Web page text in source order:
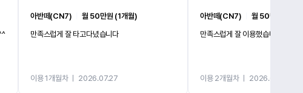
아반떼(CN7)
월 50만원 (1개월)
만족스럽게 잘 타고다녔습니다
이용 1개월차ㅣ 2026.07.27
아반떼(CN7)
월 50만원 (1개월)
만족스럽게 잘 이용했습니다
이용 2개월차ㅣ 2026.07.27